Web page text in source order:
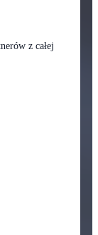
z całej